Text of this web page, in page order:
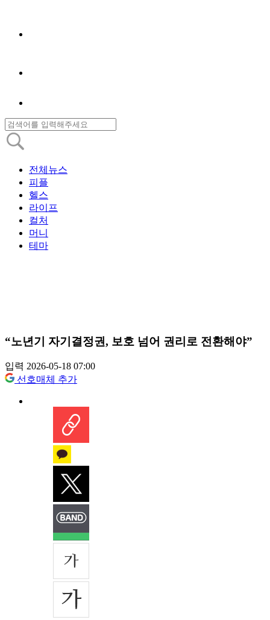
전체뉴스
피플
헬스
라이프
컬처
머니
테마
“노년기 자기결정권, 보호 넘어 권리로 전환해야”
입력 2026-05-18 07:00
선호매체 추가